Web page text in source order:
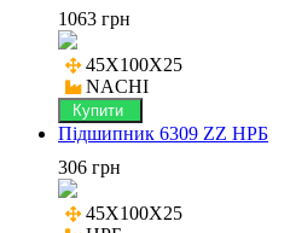
1063 грн
45X100X25
NACHI
Купити
Підшипник 6309 ZZ НРБ
306 грн
45X100X25